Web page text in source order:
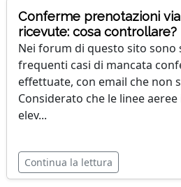
Conferme prenotazioni
ricevute: cosa controllare?
Nei forum di questo sito sono
frequenti casi di mancata
effettuate, con email che non
Considerato che le linee
elev...
Continua la lettura